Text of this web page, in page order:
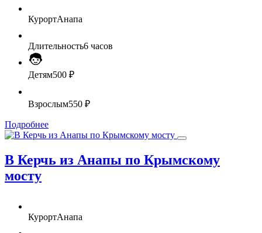
КурортАнапа
Длительность6 часов
Детям500 ₽
Взрослым550 ₽
Подробнее
В Керчь из Анапы по Крымскому
мосту
КурортАнапа